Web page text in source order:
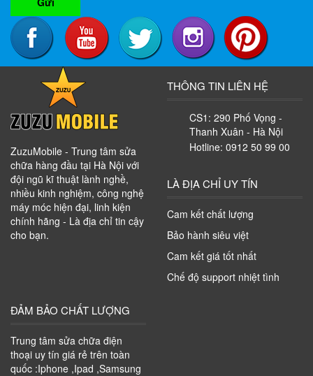
ZuzuMobile - Trung tâm sửa
chữa hàng đầu tại Hà Nội với
đội ngũ kĩ thuật lành nghề,
nhiều kinh nghiệm, công nghệ
máy móc hiện đại, linh kiện
chính hãng - Là địa chỉ tin cậy
cho bạn.
THÔNG TIN LIÊN HỆ
CS1: 290 Phố Vọng -
Thanh Xuân - Hà Nội
Hotline: 0912 50 99 00
LÀ ĐỊA CHỈ UY TÍN
Cam kết chất lượng
Bảo hành siêu việt
Cam kết giá tốt nhất
Chế độ support nhiệt tình
ĐẢM BẢO CHẤT LƯỢNG
Trung tâm sửa chữa điện
thoại uy tín giá rẻ trên toàn
quốc :Iphone ,Ipad ,Samsung